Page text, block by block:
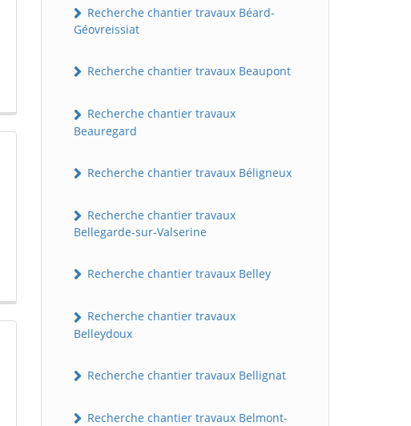
Recherche chantier travaux Béard-
Géovreissiat
Recherche chantier travaux Beaupont
Recherche chantier travaux
Beauregard
Recherche chantier travaux Béligneux
Recherche chantier travaux
Bellegarde-sur-Valserine
Recherche chantier travaux Belley
Recherche chantier travaux
Belleydoux
Recherche chantier travaux Bellignat
Recherche chantier travaux Belmont-